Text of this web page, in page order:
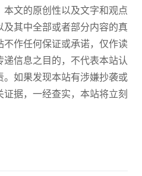
文的原创性以及文字和观点
其中全部或者部分内容的真
作任何保证或承诺，仅作读
信息之目的，不代表本站认
。如果发现本站有涉嫌抄袭或
据，一经查实，本站将立刻